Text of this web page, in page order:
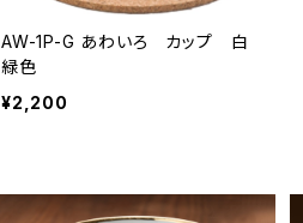
AW-1P-G あわいろ カップ 白
緑色
¥2,200